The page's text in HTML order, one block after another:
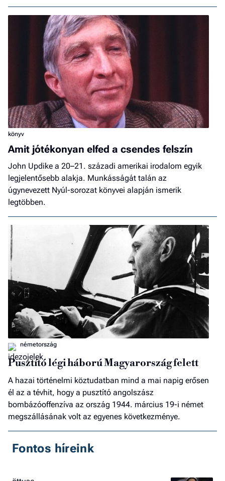
könyv
Amit jótékonyan elfed a csendes felszín
John Updike a 20–21. századi amerikai irodalom egyik
legjelentősebb alakja. Munkásságát talán az
úgynevezett Nyúl-sorozat könyvei alapján ismerik
legtöbben.
németország
Pusztító légi háború Magyarország felett
A hazai történelmi köztudatban mind a mai napig erősen
él az a tévhit, hogy a pusztító angolszász
bombázóoffenzíva az ország 1944. március 19-i német
megszállásának volt az egyenes következménye.
Fontos híreink